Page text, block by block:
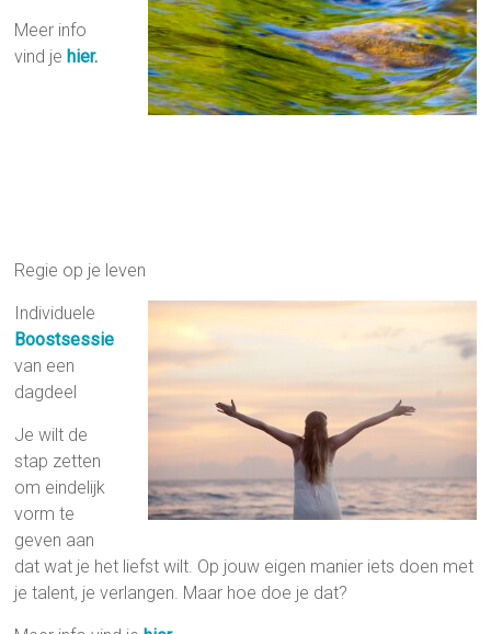
Meer info
vind je hier.
Regie op je leven
Individuele
Boostsessie
van een
dagdeel
Je wilt de
stap zetten
om eindelijk
vorm te
geven aan
dat wat je het liefst wilt. Op jouw eigen manier iets doen met
je talent, je verlangen. Maar hoe doe je dat?